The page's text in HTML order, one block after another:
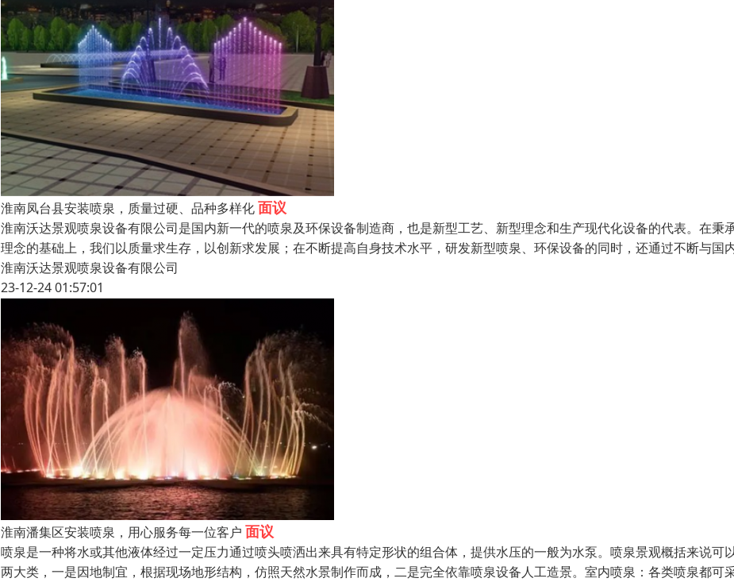
淮南凤台县安装喷泉，质量过硬、品种多样化面议
淮南沃达景观喷泉设备有限公司是国内新一代的喷泉及环保设备制造商，也是新型工艺、新型理念和生产现代化设备的代表。在秉
理念的基础上，我们以质量求生存，以创新求发展；在不断提高自身技术水平，研发新型喷泉、环保设备的同时，还通过不断与国
淮南沃达景观喷泉设备有限公司
23-12-24 01:57:01
淮南潘集区安装喷泉，用心服务每一位客户 面议
喷泉是一种将水或其他液体经过一定压力通过喷头喷洒出来具有特定形状的组合体，提供水压的一般为水泵。喷泉景观概括来说可
两大类，一是因地制宜，根据现场地形结构，仿照天然水景制作而成，二是完全依靠喷泉设备人工造景。室内喷泉：各类喷泉都可